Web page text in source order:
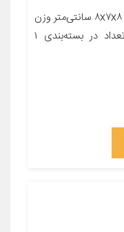
معرفی محصول جزئیات محصول ابعاد ۸x۷x۸ سانتی‌متر وزن
۰.۲۵ کیلوگرم جنس کالا پلاستیک تعداد در بسته‌بندی ۱